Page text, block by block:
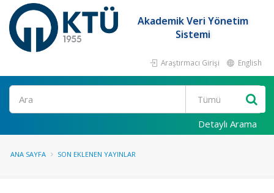
Akademik Veri Yönetim
Sistemi
Araştırmacı Girişi English
Ara
Detaylı Arama
ANA SAYFA SON EKLENEN YAYINLAR